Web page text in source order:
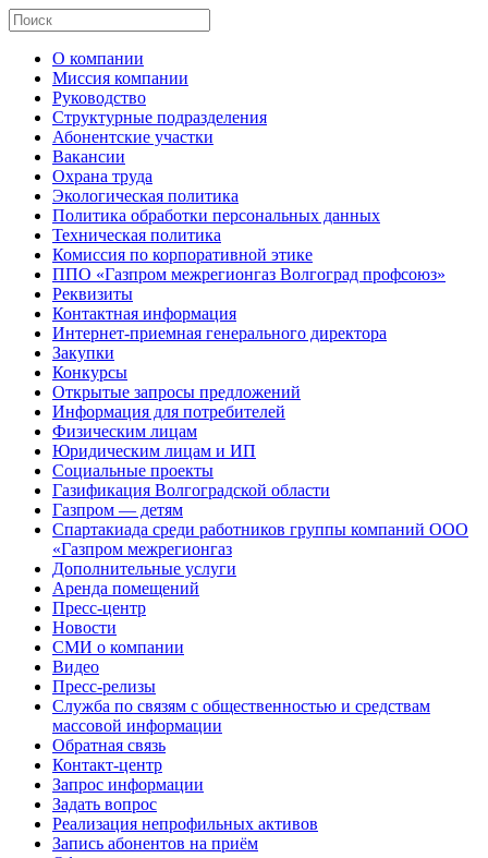
О компании
Миссия компании
Руководство
Структурные подразделения
Абонентские участки
Вакансии
Охрана труда
Экологическая политика
Политика обработки персональных данных
Техническая политика
Комиссия по корпоративной этике
ППО «Газпром межрегионгаз Волгоград профсоюз»
Реквизиты
Контактная информация
Интернет-приемная генерального директора
Закупки
Конкурсы
Открытые запросы предложений
Информация для потребителей
Физическим лицам
Юридическим лицам и ИП
Социальные проекты
Газификация Волгоградской области
Газпром — детям
Спартакиада среди работников группы компаний ООО
«Газпром межрегионгаз
Дополнительные услуги
Аренда помещений
Пресс-центр
Новости
СМИ о компании
Видео
Пресс-релизы
Служба по связям с общественностью и средствам
массовой информации
Обратная связь
Контакт-центр
Запрос информации
Задать вопрос
Реализация непрофильных активов
Запись абонентов на приём